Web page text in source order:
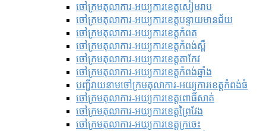
ចៅក្រមតុលាការ-អយ្យការខេត្តសៀមរាប
ចៅក្រមតុលាការ-អយ្យការខេត្តបន្ទាយមានជ័យ
ចៅក្រមតុលាការ-អយ្យការខេត្តកំពត
ចៅក្រមតុលាការ-អយ្យការខេត្តកំពង់ស្ពឺ
ចៅក្រមតុលាការ-អយ្យការខេត្តតាកែវ
ចៅក្រមតុលាការ-អយ្យការខេត្តកំពង់ឆ្នាំង
បញ្ជីរាយនាមចៅក្រមតុលាការ-អយ្យការខេត្តកំពង់ធំ
ចៅក្រមតុលាការ-អយ្យការខេត្តពោធិ៍សាត់
ចៅក្រមតុលាការ-អយ្យការខេត្តព្រៃវែង
ចៅក្រមតុលាការ-អយ្យការខេត្តក្រចេះ